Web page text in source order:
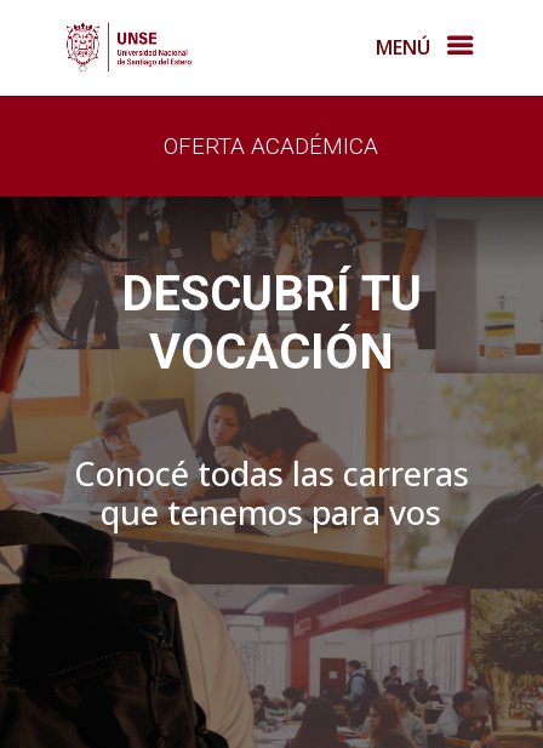
MENÚ
OFERTA ACADÉMICA
DESCUBRÍ TU
VOCACIÓN
Conocé todas las carreras
que tenemos para vos